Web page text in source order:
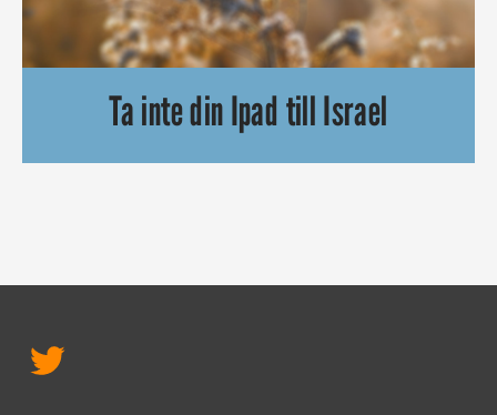
Ta inte din Ipad till Israel
De som reser till Israel med sin Ipad kommer att bli